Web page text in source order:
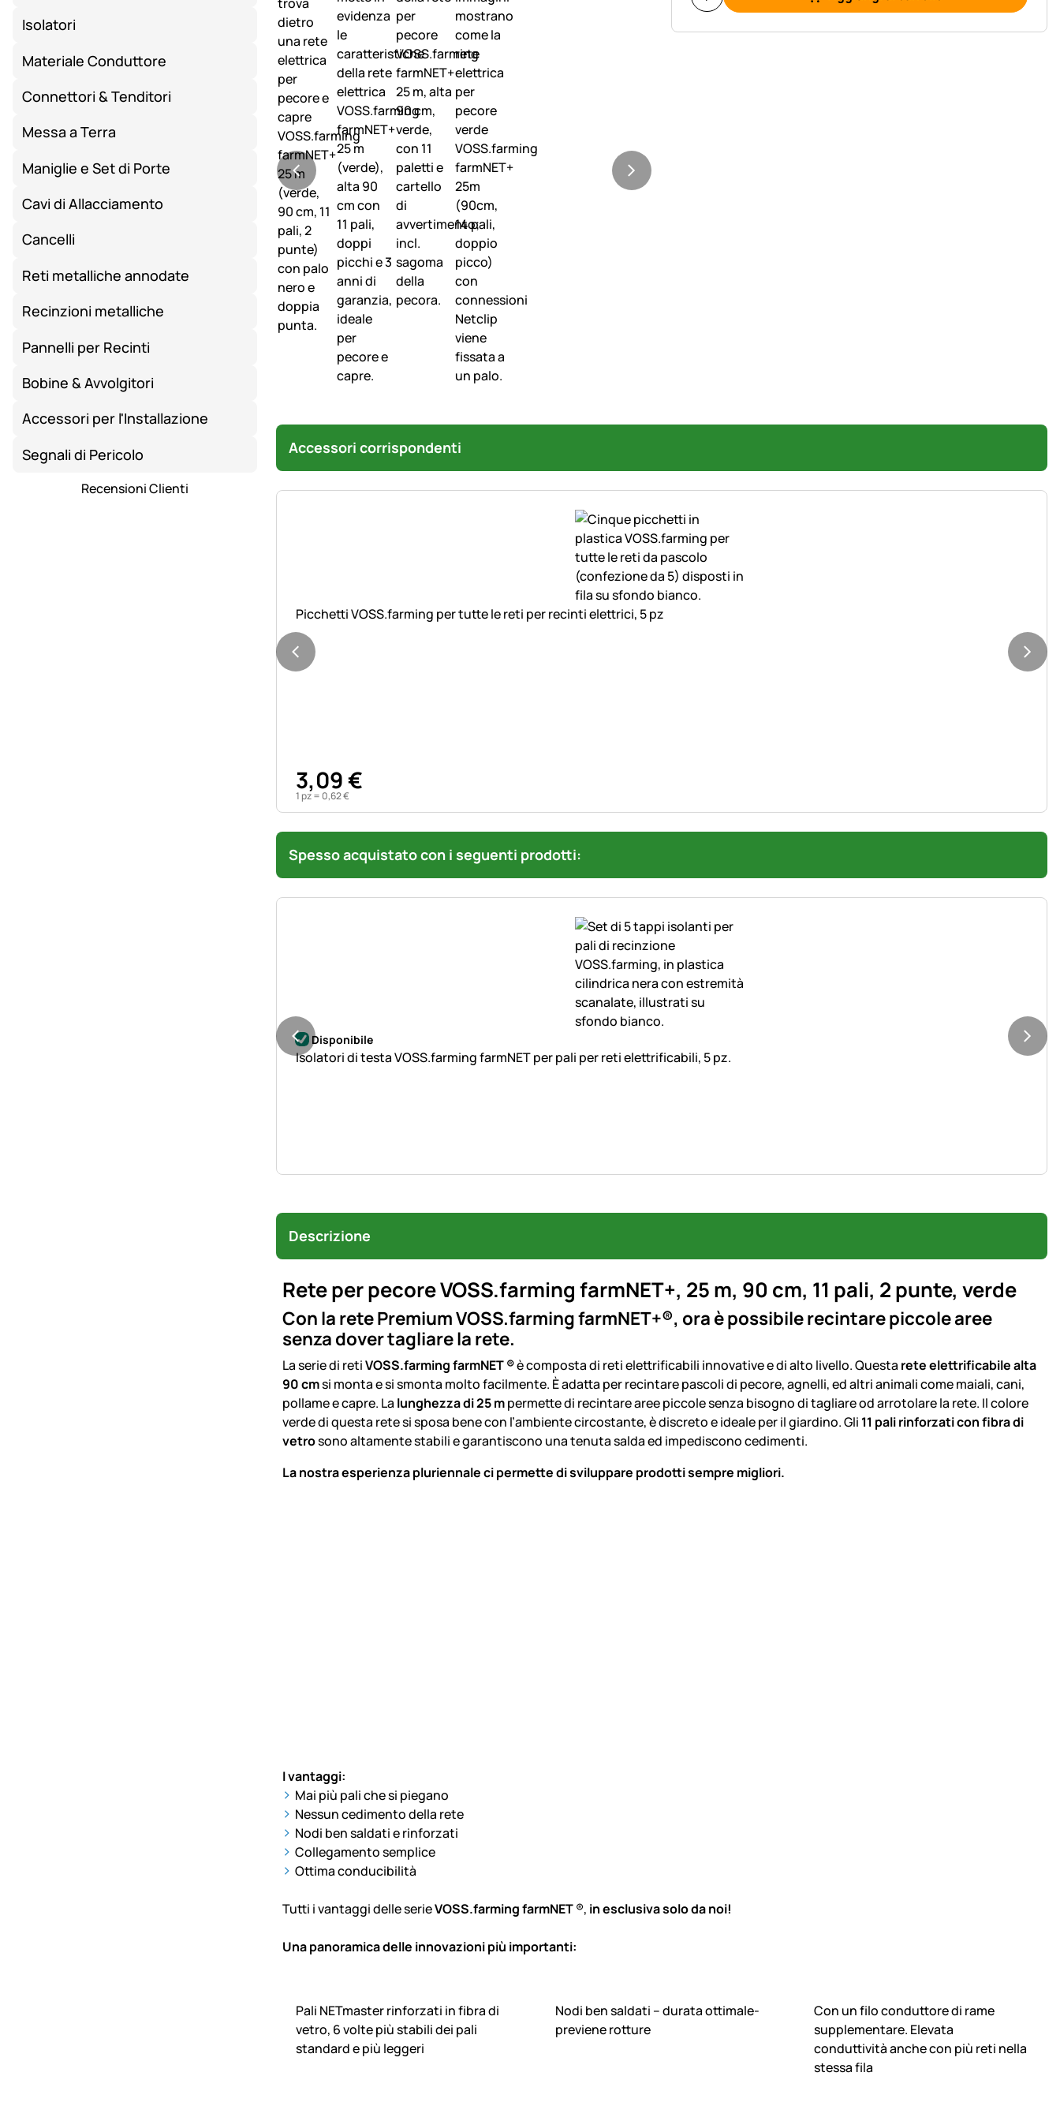
Isolatori
Materiale Conduttore
Connettori & Tenditori
Messa a Terra
Maniglie e Set di Porte
Cavi di Allacciamento
Cancelli
Reti metalliche annodate
Recinzioni metalliche
Pannelli per Recinti
Bobine & Avvolgitori
Accessori per l'Installazione
Segnali di Pericolo
Recensioni Clienti
Accessori corrispondenti
Picchetti VOSS.farming per tutte le reti per recinti elettrici, 5 pz
3,09€
1 pz = 0,62€
Spesso acquistato con i seguenti prodotti:
Disponibile
Isolatori di testa VOSS.farming farmNET per pali per reti elettrificabili, 5 pz.
Descrizione
Rete per pecore VOSS.farming farmNET+, 25 m, 90 cm, 11 pali, 2 punte, verde
Con la rete Premium VOSS.farming farmNET+®, ora è possibile recintare piccole aree
senza dover tagliare la rete.
La serie di retiVOSS.farming farmNET ®è composta di reti elettrificabili innovative e di alto livello. Questa rete elettrificabile alta
90 cmsi monta e si smonta molto facilmente. È adatta per recintare pascoli di pecore, agnelli, ed altri animali come maiali, cani,
pollame e capre. La lunghezza di 25 mpermette di recintare aree piccole senza bisogno di tagliare od arrotolare la rete. Il colore
verde di questa rete si sposa bene con l’ambiente circostante, è discreto e ideale per il giardino. Gli 11 pali rinforzati con fibra di
vetrosono altamente stabili e garantiscono una tenuta salda ed impediscono cedimenti.
La nostra esperienza pluriennale ci permette di sviluppare prodotti sempre migliori.
I vantaggi:
Mai più pali che si piegano
Nessun cedimento della rete
Nodi ben saldati e rinforzati
Collegamento semplice
Ottima conducibilità
Tutti i vantaggi delle serieVOSS.farming farmNET®, in esclusiva solo da noi!
Una panoramica delle innovazioni più importanti:
Pali NETmaster rinforzati in fibra di
vetro, 6 volte più stabili dei pali
standard e più leggeri
Nodi ben saldati – durata ottimale-
previene rotture
Con un filo conduttore di rame
supplementare. Elevata
conduttività anche con più reti nella
stessa fila